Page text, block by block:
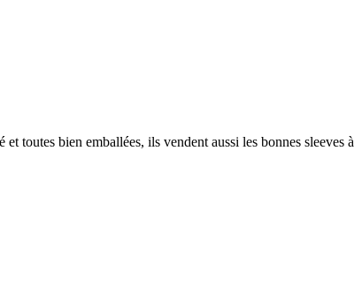
toutes bien emballées, ils vendent aussi les bonnes sleeves à